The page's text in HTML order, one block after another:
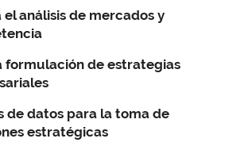
el análisis de mercados y
formulación de estrategias
de datos para la toma de
estratégicas